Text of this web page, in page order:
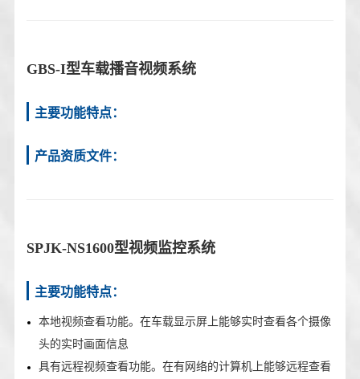
GBS-I型车载播音视频系统
主要功能特点：
产品资质文件：
SPJK-NS1600型视频监控系统
主要功能特点：
本地视频查看功能。在车载显示屏上能够实时查看各个摄像
头的实时画面信息
具有远程视频查看功能。在有网络的计算机上能够远程查看